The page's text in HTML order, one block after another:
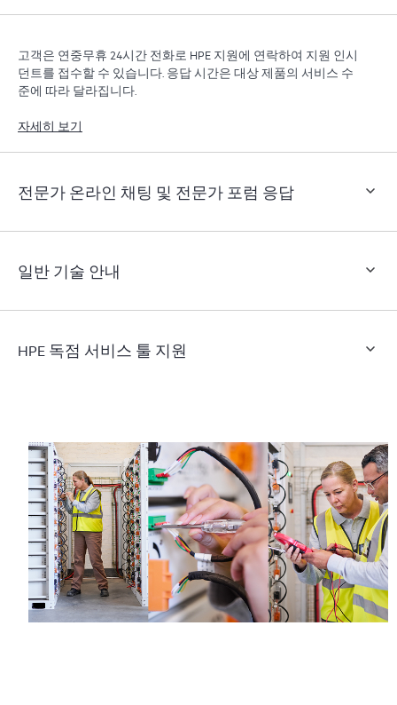
고객은 연중무휴 24시간 전화로 HPE 지원에 연락하여 지원 인시
던트를 접수할 수 있습니다. 응답 시간은 대상 제품의 서비스 수
준에 따라 달라집니다.
자세히 보기
전문가 온라인 채팅 및 전문가 포럼 응답
일반 기술 안내
HPE 독점 서비스 툴 지원